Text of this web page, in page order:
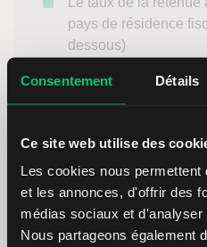
Consentement Détails
Ce site web utilise des
Les cookies nous
et les annonces, d'offrir des
médias sociaux et d'analyser
Nous partageons également
pays de résidence
dessous)
Signature
Qualité du signataire
Holder (Titulaire du
Important :
LYNX n’est pas